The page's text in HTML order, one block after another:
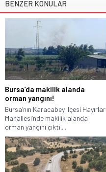
BENZER KONULAR
Bursa’da makilik alanda
orman yangını!
Bursa’nın Karacabey ilçesi Hayırlar
Mahallesi’nde makilik alanda
orman yangını çıktı....